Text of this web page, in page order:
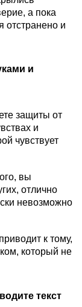
а пока
отстранено и
и
защиты от
и
чувствует
вы
отлично
невозможно
к тому,
который не
текст